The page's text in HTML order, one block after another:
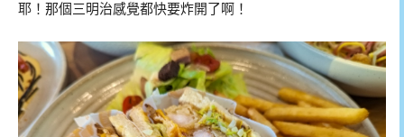
耶！那個三明治感覺都快要炸開了啊！